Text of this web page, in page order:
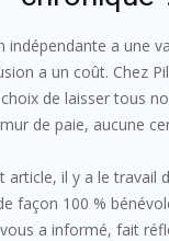
indépendante a une
a un coût. Chez
de laisser tous
de paie, aucune
article, il y a le travail
façon 100 %
a informé, fait